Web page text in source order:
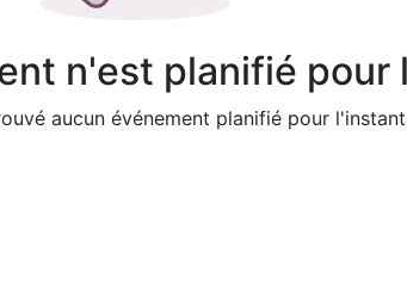
n'est planifié pour
aucun événement planifié pour